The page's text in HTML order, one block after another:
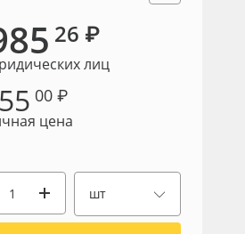
26 ₽
лиц
00 ₽
цена
шт